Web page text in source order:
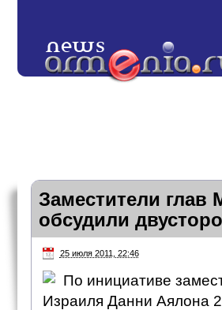
Заместители
обсудили
25 июля 2011, 22:46
По инициативе
Израиля Данни Аялона